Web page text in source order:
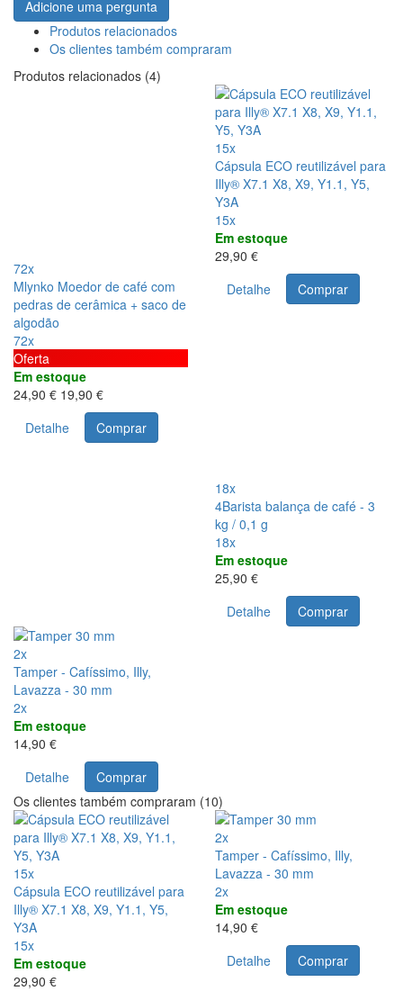
Adicione uma pergunta
Produtos relacionados
Os clientes também compraram
Produtos relacionados (4)
72x
Mlynko Moedor de café com
pedras de cerâmica + saco de
algodão
72x
Oferta
Em estoque
24,90 € 19,90 €
Detalhe
Comprar
15x
Cápsula ECO reutilizável para
Illy® X7.1 X8, X9, Y1.1, Y5,
Y3A
15x
Em estoque
29,90 €
Detalhe
Comprar
18x
4Barista balança de café - 3
kg / 0,1 g
18x
Em estoque
25,90 €
Detalhe
Comprar
2x
Tamper - Cafíssimo, Illy,
Lavazza - 30 mm
2x
Em estoque
14,90 €
Detalhe
Comprar
Os clientes também compraram (10)
15x
Cápsula ECO reutilizável para
Illy® X7.1 X8, X9, Y1.1, Y5,
Y3A
15x
Em estoque
29,90 €
2x
Tamper - Cafíssimo, Illy,
Lavazza - 30 mm
2x
Em estoque
14,90 €
Detalhe
Comprar